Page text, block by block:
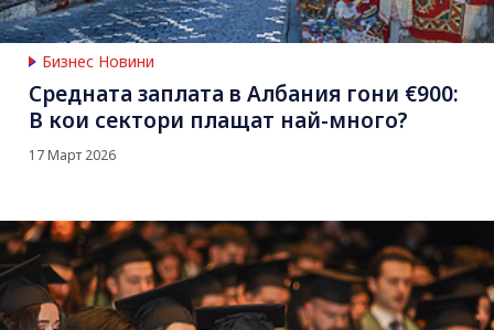
Бизнес Новини
Средната заплата в Албания гони €900:
В кои сектори плащат най-много?
17 Март 2026